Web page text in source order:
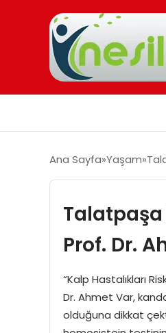
Ana Sayfa Yaşam
Prof. Dr.
“Kalp Hastalıkları
Dr. Ahmet Var,
olduğuna dikkat